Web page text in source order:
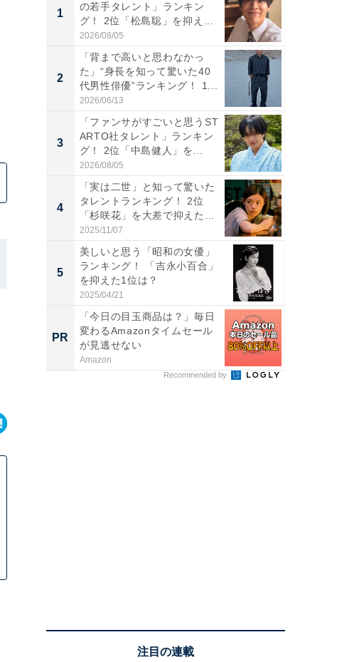
1
の若手タレント」ランキン
グ！ 2位「松島聡」を抑え...
2026/08/05
2
「背まで高いと思わなかっ
た」“身長を知って驚いた40
代男性俳優”ランキング！ 1...
2026/06/13
3
「ファンサがすごいと思うST
ARTO社タレント」ランキン
グ！ 2位「中島健人」を...
2026/08/05
4
「実は二世」と知って驚いた
タレントランキング！ 2位
「杉咲花」を大差で抑えた1
位...
2025/11/07
5
美しいと思う「昭和の女優」
ランキング！ 「吉永小百合」
を抑えた1位は？
2025/04/21
PR
「今日の目玉商品は？」毎日
変わるAmazonタイムセール
が見逃せない
Amazon
Recommended by
注目の連載